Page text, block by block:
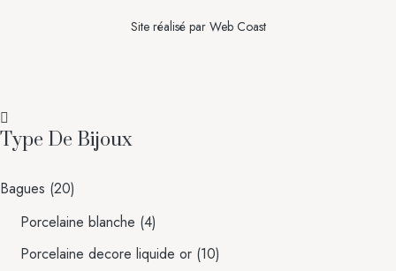
Site réalisé par Web Coast
Type De Bijoux
Bagues (20)
Porcelaine blanche (4)
Porcelaine decore liquide or (10)